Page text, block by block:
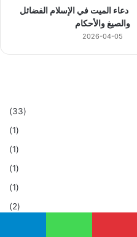
دعاء الميت في الإسلام الفضائل
والصيغ والأحكام
2026-04-05
(33)
(1)
(1)
(1)
(1)
(2)